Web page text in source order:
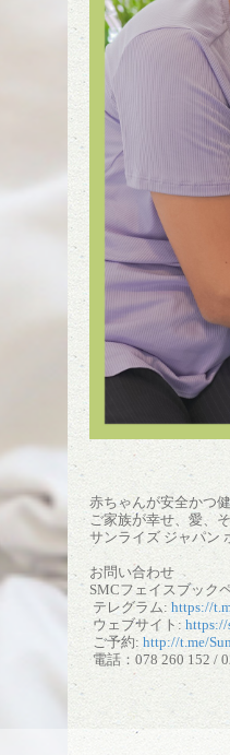
赤ちゃんが安全かつ
ご家族が幸せ、愛、
サンライズ ジャパン
お問い合わせ
SMCフェイスブック
テレグラム: https://
ウェブサイト: https://
ご予約: http://t.me/
電話：078 260 152 /